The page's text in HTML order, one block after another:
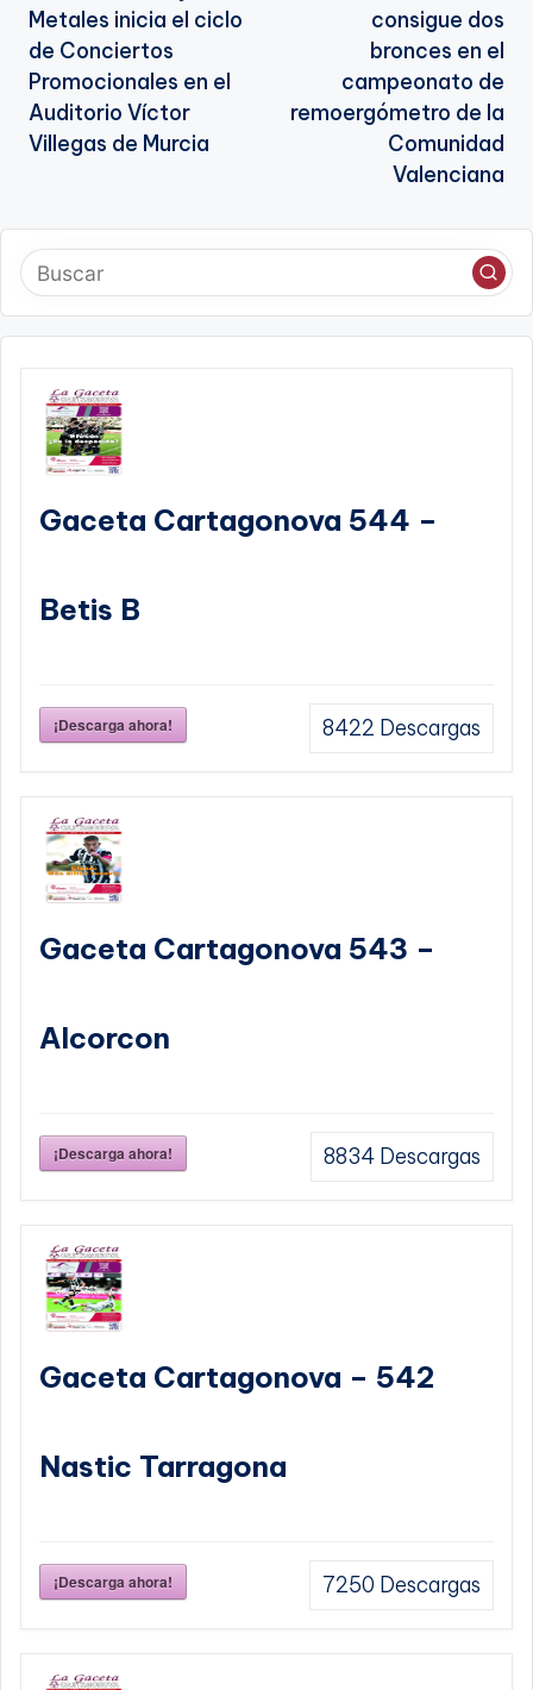
entradas
Metales inicia el ciclo
de Conciertos
Promocionales en el
Auditorio Víctor
Villegas de Murcia
consigue dos
bronces en el
campeonato de
remoergómetro de la
Comunidad
Valenciana
Gaceta Cartagonova 544 –
Betis B
¡Descarga ahora! 8422 Descargas
Gaceta Cartagonova 543 –
Alcorcon
¡Descarga ahora! 8834 Descargas
Gaceta Cartagonova – 542
Nastic Tarragona
¡Descarga ahora! 7250 Descargas